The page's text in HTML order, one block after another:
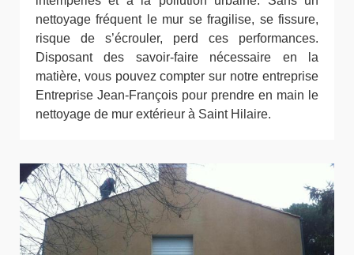
nettoyage fréquent le mur se fragilise, se fissure,
risque de s’écrouler, perd ces performances.
Disposant des savoir-faire nécessaire en la
matière, vous pouvez compter sur notre entreprise
Entreprise Jean-François pour prendre en main le
nettoyage de mur extérieur à Saint Hilaire.